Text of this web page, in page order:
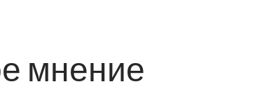
мнение